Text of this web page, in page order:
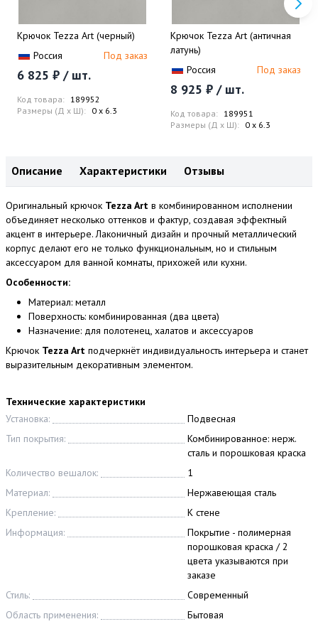
Крючок Tezza Art (черный)
Россия
Под заказ
6 825 ₽ / шт.
Код товара: 189952
Размеры (Д x Ш): 0 x 6.3
Крючок Tezza Art (античная
латунь)
Россия
Под заказ
8 925 ₽ / шт.
Код товара: 189951
Размеры (Д x Ш): 0 x 6.3
Описание Характеристики Отзывы
Оригинальный крючок Tezza Art в комбинированном исполнении
объединяет несколько оттенков и фактур, создавая эффектный
акцент в интерьере. Лаконичный дизайн и прочный металлический
корпус делают его не только функциональным, но и стильным
аксессуаром для ванной комнаты, прихожей или кухни.
Особенности:
Материал: металл
Поверхность: комбинированная (два цвета)
Назначение: для полотенец, халатов и аксессуаров
Крючок Tezza Art подчеркнёт индивидуальность интерьера и станет
выразительным декоративным элементом.
Технические характеристики
Установка:
Подвесная
Тип покрытия:
Комбинированное: нерж.
сталь и порошковая краска
Количество вешалок:
1
Материал:
Нержавеющая сталь
Крепление:
К стене
Информация:
Покрытие - полимерная
порошковая краска / 2
цвета указываются при
заказе
Стиль:
Современный
Область применения:
Бытовая